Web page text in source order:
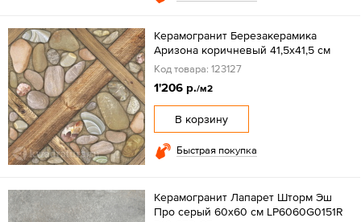
Керамогранит Березакерамика
Аризона коричневый 41,5х41,5 см
Код товара: 123127
1'206 р./м2
В корзину
Быстрая покупка
Керамогранит Лапарет Шторм Эш
Про серый 60x60 см LP6060G0151R